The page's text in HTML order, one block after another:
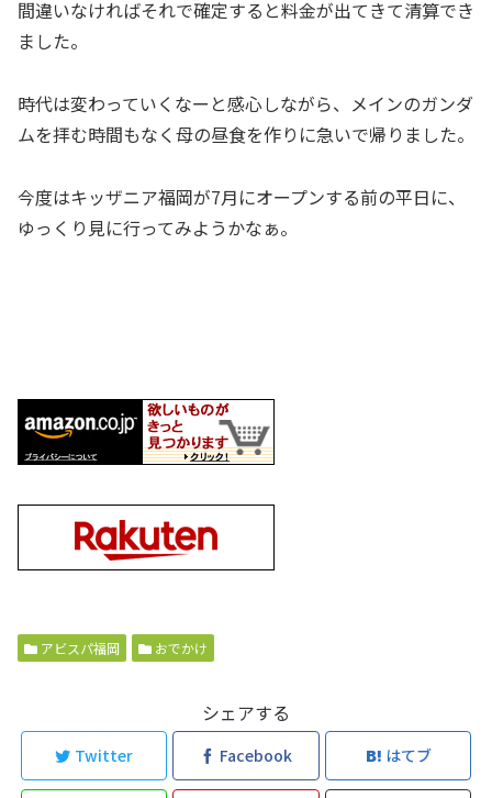
間違いなければそれで確定すると料金が出てきて清算でき
ました。
時代は変わっていくなーと感心しながら、メインのガンダ
ムを拝む時間もなく母の昼食を作りに急いで帰りました。
今度はキッザニア福岡が7月にオープンする前の平日に、
ゆっくり見に行ってみようかなぁ。
アビスパ福岡 おでかけ
シェアする
Twitter Facebook はてブ